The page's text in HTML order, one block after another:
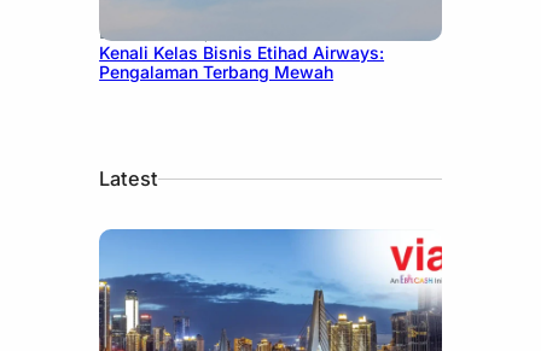
December 27, 2024
Kenali Kelas Bisnis Etihad Airways:
Pengalaman Terbang Mewah
Latest